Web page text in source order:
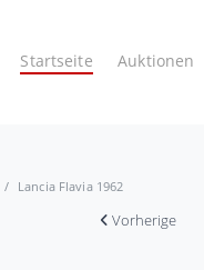
Startseite Auktionen
Lancia Flavia 1962
Vorherige